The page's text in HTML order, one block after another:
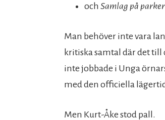
och Samlag på
Man behöver inte vara
kritiska samtal där det till
inte jobbade i Unga
med den officiella
Men Kurt-Åke stod pall.